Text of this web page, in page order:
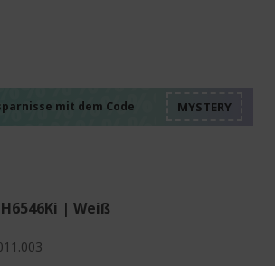
mit dem Code
| Weiß